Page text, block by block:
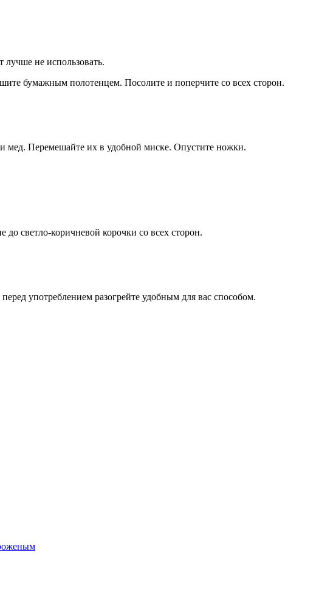
лучше не использовать.
бумажным полотенцем. Посолите и поперчите со всех сторон.
мед. Перемешайте их в удобной миске. Опустите ножки.
светло-коричневой корочки со всех сторон.
употреблением разогрейте удобным для вас способом.